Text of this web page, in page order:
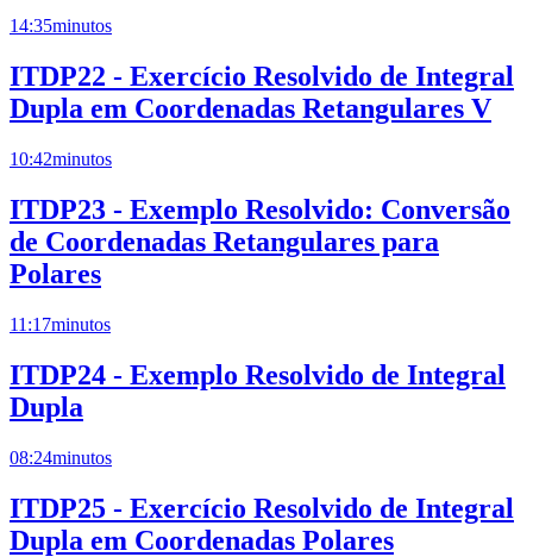
14:35minutos
ITDP22 - Exercício Resolvido de Integral
Dupla em Coordenadas Retangulares V
10:42minutos
ITDP23 - Exemplo Resolvido: Conversão
de Coordenadas Retangulares para
Polares
11:17minutos
ITDP24 - Exemplo Resolvido de Integral
Dupla
08:24minutos
ITDP25 - Exercício Resolvido de Integral
Dupla em Coordenadas Polares